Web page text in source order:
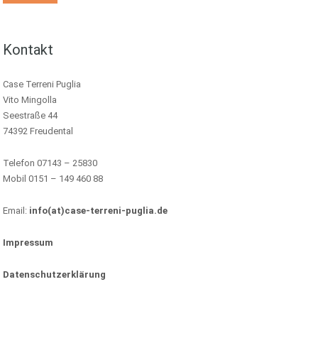
Kontakt
Case Terreni Puglia
Vito Mingolla
Seestraße 44
74392 Freudental
Telefon 07143 – 25830
Mobil 0151 – 149 460 88
Email: info(at)case-terreni-puglia.de
Impressum
Datenschutzerklärung